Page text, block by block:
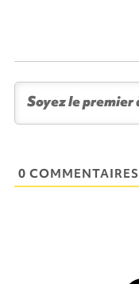
0 COMMENTAIRES